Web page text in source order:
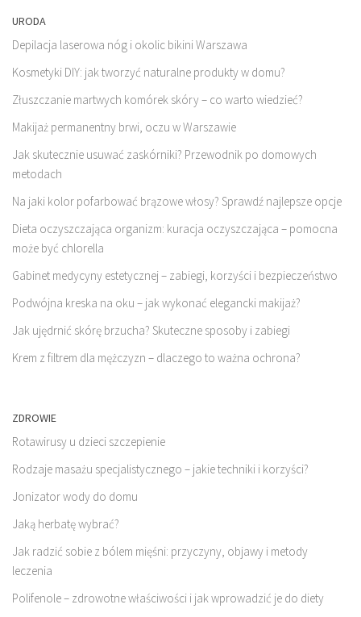
URODA
Depilacja laserowa nóg i okolic bikini Warszawa
Kosmetyki DIY: jak tworzyć naturalne produkty w domu?
Złuszczanie martwych komórek skóry – co warto wiedzieć?
Makijaż permanentny brwi, oczu w Warszawie
Jak skutecznie usuwać zaskórniki? Przewodnik po domowych
metodach
Na jaki kolor pofarbować brązowe włosy? Sprawdź najlepsze opcje
Dieta oczyszczająca organizm: kuracja oczyszczająca – pomocna
może być chlorella
Gabinet medycyny estetycznej – zabiegi, korzyści i bezpieczeństwo
Podwójna kreska na oku – jak wykonać elegancki makijaż?
Jak ujędrnić skórę brzucha? Skuteczne sposoby i zabiegi
Krem z filtrem dla mężczyzn – dlaczego to ważna ochrona?
ZDROWIE
Rotawirusy u dzieci szczepienie
Rodzaje masażu specjalistycznego – jakie techniki i korzyści?
Jonizator wody do domu
Jaką herbatę wybrać?
Jak radzić sobie z bólem mięśni: przyczyny, objawy i metody
leczenia
Polifenole – zdrowotne właściwości i jak wprowadzić je do diety